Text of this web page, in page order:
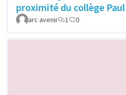
proximité du collège
arc avenir 1 0